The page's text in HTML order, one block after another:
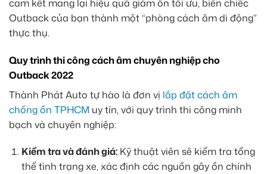
cam kết mang lại hiệu quả giảm ồn tối ưu, biến chiếc
Outback của bạn thành một “phòng cách âm di động”
thực thụ.
Quy trình thi công cách âm chuyên nghiệp cho
Outback 2022
Thành Phát Auto tự hào là đơn vị lắp đặt cách âm
chống ồn TPHCM uy tín, với quy trình thi công minh
bạch và chuyên nghiệp:
Kiểm tra và đánh giá:Kỹ thuật viên sẽ kiểm tra tổng
thể tình trạng xe, xác định các nguồn gây ồn chính